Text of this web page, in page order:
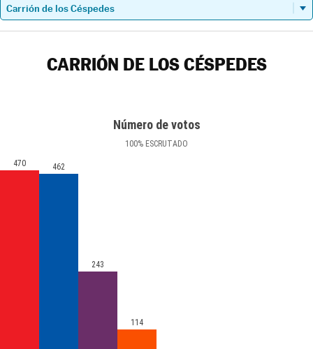
CARRIÓN DE LOS CÉSPEDES
Número de votos
100% ESCRUTADO
470 462
243
114